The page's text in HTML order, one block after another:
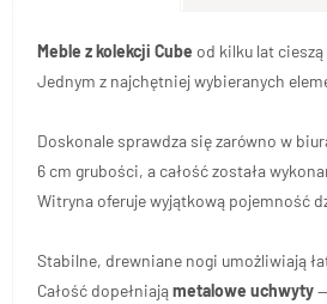
Meble z kolekcji Cube od kilku lat
Jednym z najchętniej wybieranych
Doskonale sprawdza się zarówno w
6 cm grubości, a całość została
Witryna oferuje wyjątkową pojemność
Stabilne, drewniane nogi umożliwiają
Całość dopełniająmetalowe uchwyty